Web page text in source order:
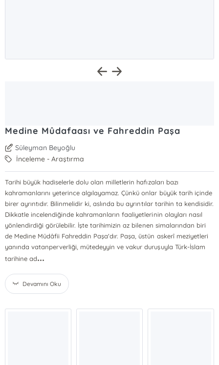
Medine Mûdafaası ve Fahreddin Paşa
Süleyman Beyoğlu
İnceleme - Araştırma
Tarihi büyük hadiselerle dolu olan milletlerin hafızaları bazı
kahramanlarını yeterince algılayamaz. Çünkü onlar büyük tarih içinde
birer ayrıntıdır. Bilinmelidir ki, aslında bu ayrıntılar tarihin ta kendisidir.
Dikkatle incelendiğinde kahramanların faaliyetlerinin olayları nasıl
yönlendirdiği görülebilir. İşte tarihimizin az bilenen simalarından biri
de Medine Müdâfii Fahreddin Paşa'dır. Paşa, üstün askerî meziyetleri
yanında vatanperverliği, mütedeyyin ve vakur duruşuyla Türk-İslam
tarihine ad...
Devamını Oku